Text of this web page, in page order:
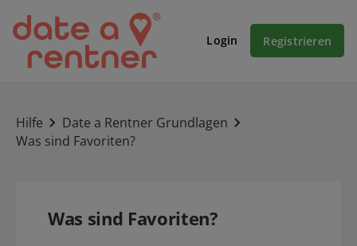
Login Registrieren
Hilfe
Date a Rentner Grundlagen
Was sind Favoriten?
Was sind Favoriten?